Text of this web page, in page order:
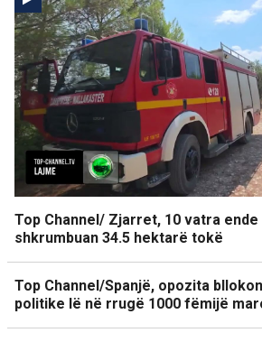
Top Channel/ Zjarret, 10 vatra
shkrumbuan 34.5 hektarë tokë
Top Channel/Spanjë, opozita
politike lë në rrugë 1000 fëmijë